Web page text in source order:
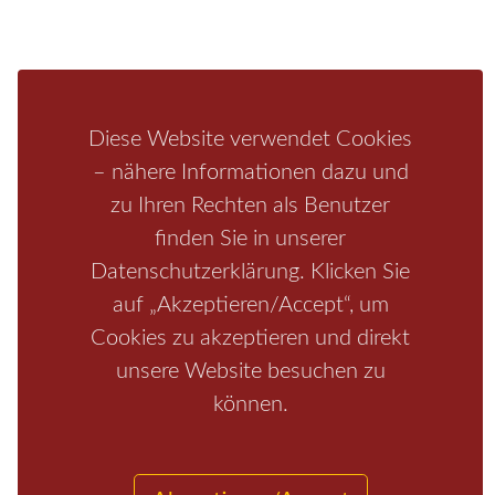
Diese Website verwendet Cookies
– nähere Informationen dazu und
zu Ihren Rechten als Benutzer
finden Sie in unserer
Datenschutzerklärung. Klicken Sie
auf „Akzeptieren/Accept“, um
Cookies zu akzeptieren und direkt
unsere Website besuchen zu
können.
Region / Fragen+Antworten / Unterkunft / Aktivitäten
Kontakt / Impressum